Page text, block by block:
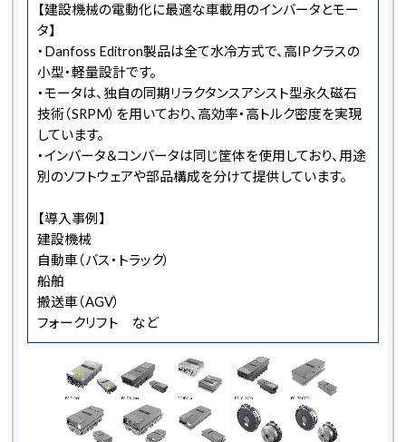
【建設機械の電動化に最適な車載用のインバータとモー
タ】
・Danfoss Editron製品は全て水冷方式で、高IPクラスの
小型・軽量設計です。
・モータは、独自の同期リラクタンスアシスト型永久磁石
技術（SRPM）を用いており、高効率・高トルク密度を実現
しています。
・インバータ＆コンバータは同じ筐体を使用しており、用途
別のソフトウェアや部品構成を分けて提供しています。
【導入事例】
建設機械
自動車（バス・トラック）
船舶
搬送車（AGV）
フォークリフト など